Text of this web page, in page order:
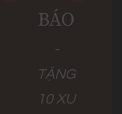
BÁO
-
TẶNG
10 XU